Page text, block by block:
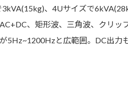
、4Uサイズで
、矩形波、三角波、クリッ
5Hz~1200Hzと広範囲。DC出力